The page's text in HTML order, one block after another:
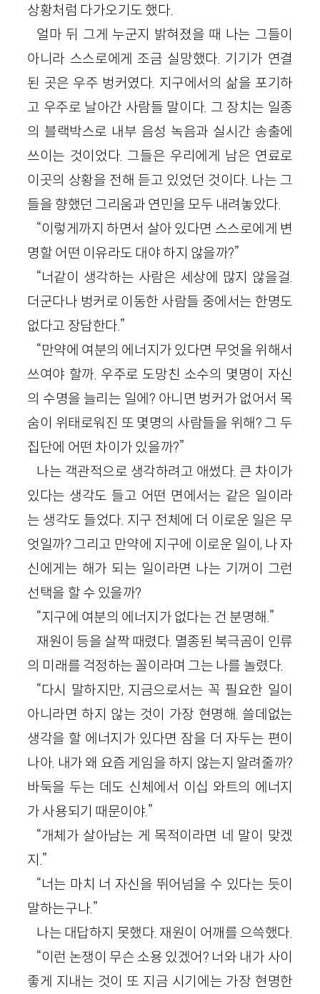
상황처럼 다가오기도 했다.
얼마 뒤 그게 누군지 밝혀졌을 때 나는 그들이
아니라 스스로에게 조금 실망했다. 기기가 연결
된 곳은 우주 벙커였다. 지구에서의 삶을 포기하
고 우주로 날아간 사람들 말이다. 그 장치는 일종
의 블랙박스로 내부 음성 녹음과 실시간 송출에
쓰이는 것이었다. 그들은 우리에게 남은 연료로
이곳의 상황을 전해 듣고 있었던 것이다. 나는 그
들을 향했던 그리움과 연민을 모두 내려놓았다.
“이렇게까지 하면서 살아 있다면 스스로에게 변
명할 어떤 이유라도 대야 하지 않을까?”
“너같이 생각하는 사람은 세상에 많지 않을걸.
더군다나 벙커로 이동한 사람들 중에서는 한명도
없다고 장담한다.”
“만약에 여분의 에너지가 있다면 무엇을 위해서
쓰여야 할까. 우주로 도망친 소수의 몇명이 자신
의 수명을 늘리는 일에? 아니면 벙커가 없어서 목
숨이 위태로워진 또 몇명의 사람들을 위해? 그 두
집단에 어떤 차이가 있을까?”
나는 객관적으로 생각하려고 애썼다. 큰 차이가
있다는 생각도 들고 어떤 면에서는 같은 일이라
는 생각도 들었다. 지구 전체에 더 이로운 일은 무
엇일까? 그리고 만약에 지구에 이로운 일이, 나 자
신에게는 해가 되는 일이라면 나는 기꺼이 그런
선택을 할 수 있을까?
“지구에 여분의 에너지가 없다는 건 분명해.”
재원이 등을 살짝 때렸다. 멸종된 북극곰이 인류
의 미래를 걱정하는 꼴이라며 그는 나를 놀렸다.
“다시 말하지만, 지금으로서는 꼭 필요한 일이
아니라면 하지 않는 것이 가장 현명해. 쓸데없는
생각을 할 에너지가 있다면 잠을 더 자두는 편이
나아. 내가 왜 요즘 게임을 하지 않는지 알려줄까?
바둑을 두는 데도 신체에서 이십 와트의 에너지
가 사용되기 때문이야.”
“개체가 살아남는 게 목적이라면 네 말이 맞겠
지.”
“너는 마치 너 자신을 뛰어넘을 수 있다는 듯이
말하는구나.”
나는 대답하지 못했다. 재원이 어깨를 으쓱했다.
“이런 논쟁이 무슨 소용 있겠어? 너와 내가 사이
좋게 지내는 것이 또 지금 시기에는 가장 현명한